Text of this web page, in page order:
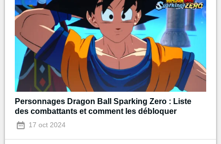
Personnages Dragon Ball Sparking Zero : Liste
des combattants et comment les débloquer
17 oct 2024